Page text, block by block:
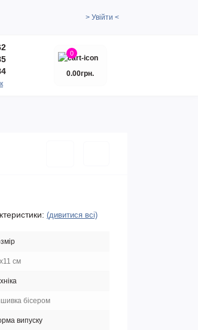
> Увійти <
0
0.00грн.
(дивитися всі)
см
бісером
випуску